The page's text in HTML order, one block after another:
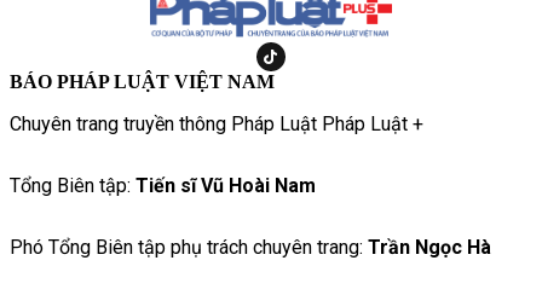
BÁO PHÁP LUẬT VIỆT NAM
Chuyên trang truyền thông Pháp Luật Pháp Luật +
Tổng Biên tập: Tiến sĩ Vũ Hoài Nam
Phó Tổng Biên tập phụ trách chuyên trang: Trần Ngọc Hà